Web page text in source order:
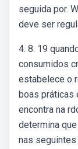
seguida por.
deve ser
4. 8. 19
consumidos
estabelece o
boas práticas
encontra na
determina
nas